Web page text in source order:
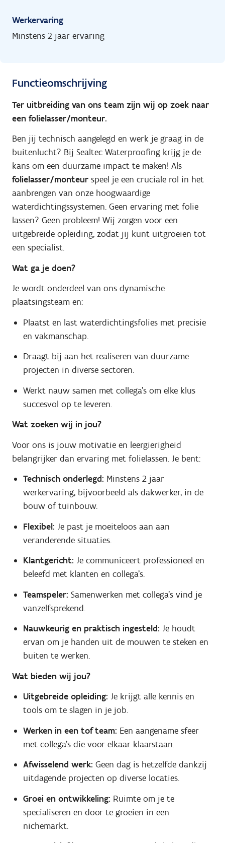
Werkervaring
Minstens 2 jaar ervaring
Functieomschrijving
Ter uitbreiding van ons team zijn wij op zoek naar
een folielasser/monteur.
Ben jij technisch aangelegd en werk je graag in de
buitenlucht? Bij Sealtec Waterproofing krijg je de
kans om een duurzame impact te maken! Als
folielasser/monteur speel je een cruciale rol in het
aanbrengen van onze hoogwaardige
waterdichtingssystemen. Geen ervaring met folie
lassen? Geen probleem! Wij zorgen voor een
uitgebreide opleiding, zodat jij kunt uitgroeien tot
een specialist.
Wat ga je doen?
Je wordt onderdeel van ons dynamische
plaatsingsteam en:
Plaatst en last waterdichtingsfolies met precisie
en vakmanschap.
Draagt bij aan het realiseren van duurzame
projecten in diverse sectoren.
Werkt nauw samen met collega’s om elke klus
succesvol op te leveren.
Wat zoeken wij in jou?
Voor ons is jouw motivatie en leergierigheid
belangrijker dan ervaring met folielassen. Je bent:
Technisch onderlegd: Minstens 2 jaar
werkervaring, bijvoorbeeld als dakwerker, in de
bouw of tuinbouw.
Flexibel: Je past je moeiteloos aan aan
veranderende situaties.
Klantgericht: Je communiceert professioneel en
beleefd met klanten en collega’s.
Teamspeler: Samenwerken met collega’s vind je
vanzelfsprekend.
Nauwkeurig en praktisch ingesteld: Je houdt
ervan om je handen uit de mouwen te steken en
buiten te werken.
Wat bieden wij jou?
Uitgebreide opleiding: Je krijgt alle kennis en
tools om te slagen in je job.
Werken in een tof team: Een aangename sfeer
met collega’s die voor elkaar klaarstaan.
Afwisselend werk: Geen dag is hetzelfde dankzij
uitdagende projecten op diverse locaties.
Groei en ontwikkeling: Ruimte om je te
specialiseren en door te groeien in een
nichemarkt.